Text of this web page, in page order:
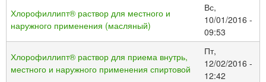
Хлорофиллипт® раствор для местного и
наружного применения (масляный)
Вс,
10/01/2016 -
09:53
Хлорофиллипт® раствор для приема внутрь,
местного и наружного применения спиртовой
Пт,
12/02/2016 -
12:42